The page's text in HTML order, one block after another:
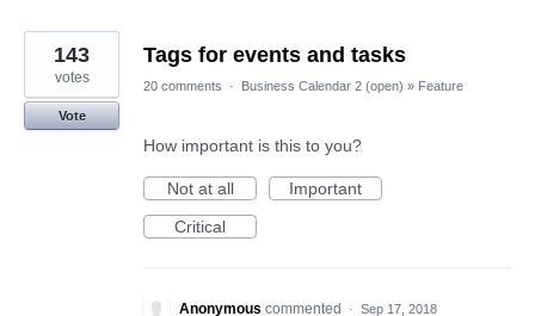
Tags for events and tasks
143
votes
Vote
20 comments · Business Calendar 2 (open) » Feature
How important is this to you?
Not at all
Important
Critical
Anonymous commented · Sep 17, 2018